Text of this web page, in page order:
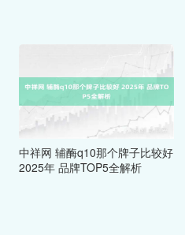
中祥网 辅酶q10那个牌子比较好
2025年 品牌TOP5全解析